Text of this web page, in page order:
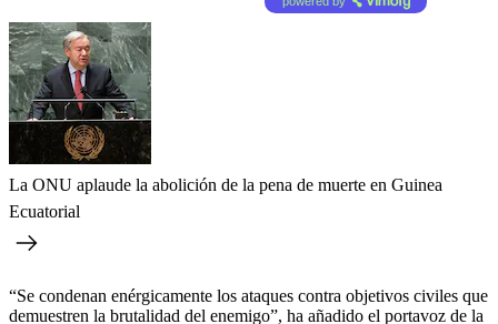
La ONU aplaude la abolición de la pena de muerte en Guinea
Ecuatorial
“Se condenan enérgicamente los ataques contra objetivos civiles que
demuestren la brutalidad del enemigo”, ha añadido el portavoz de la